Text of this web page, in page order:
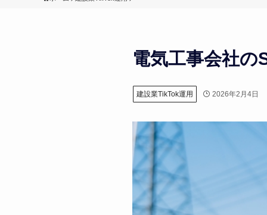
電気工事会社の
建設業TikTok運用 2026年2月4日